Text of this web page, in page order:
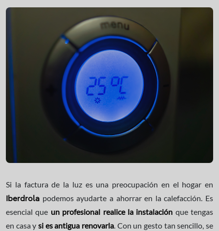
Si la factura de la luz es una preocupación en el hogar en
Iberdrola podemos ayudarte a ahorrar en la calefacción. Es
esencial que un profesional realice la instalación que tengas
en casa y si es antigua renovarla. Con un gesto tan sencillo, se